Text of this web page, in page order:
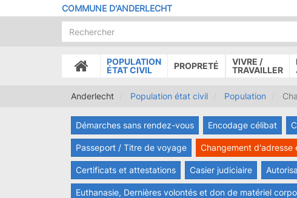
au
COMMUNE D'ANDERLECHT
ACCUEIL
POPULATION
ÉTAT CIVIL
PROPRETÉ
VIVRE /
TRAVAILLER
Anderlecht Population état civil Population
Démarches sans rendez-vous Encodage célibat
Passeport / Titre de voyage Changement
Certificats et attestations Casier judiciaire
Euthanasie, Dernières volontés et don de matériel